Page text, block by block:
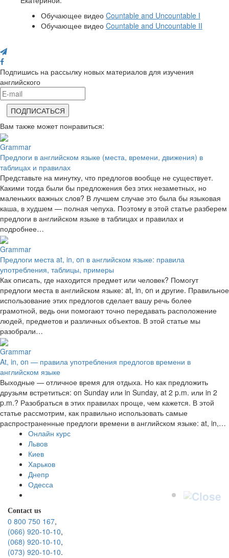
Обучающее видео Countable and Uncountable I
Обучающее видео Countable and Uncountable II
Подпишись на рассылку новых материалов для изучения
английского
Вам также может понравиться:
Grammar
Предлоги в английском языке (места, времени, движения) в
таблицах и правилах
Представьте на минутку, что предлогов вообще не существует.
Какими тогда были бы предложения без этих незаметных, но
маленьких важных слов? В лучшем случае это была бы языковая
каша, в худшем — полная чепуха. Поэтому в этой статье разберем
предлоги в английском языке в таблицах и правилах и
подробнее…
Grammar
Предлоги места at, in, on в английском языке: правила
употребления, таблицы, примеры
Как описать, где находится предмет или человек? Помогут
предлоги места в английском языке: at, in, on и другие. Правильное
использование этих предлогов сделает вашу речь более
грамотной, ведь они помогают точно передавать расположение
людей, предметов и различных объектов. В этой статье мы
разобрали…
Grammar
At, in, on — правила употребления предлогов времени в
английском языке
Выходные — отличное время для отдыха. Но как предложить
друзьям встретиться: on Sunday или in Sunday, at 2 p.m. или in 2
p.m.? Разобраться в этих правилах проще, чем кажется. В этой
статье рассмотрим, как правильно использовать самые
распространенные предлоги времени в английском языке: at, in,…
Онлайн курс
Львов
Киев
Харьков
Днепр
Одесса
Contact us
0 800 750 167,
(066) 920-10-10,
(068) 920-10-10,
(073) 920-10-10.